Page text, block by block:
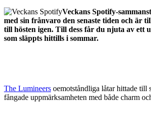
Veckans Spotify-
med sin frånvaro den senaste tiden och är
till hösten igen. Till dess får du njuta av ett
som släppts hittills i sommar.
The Lumineers oemotståndliga låtar hittade
fångade uppmärksamheten med både charm